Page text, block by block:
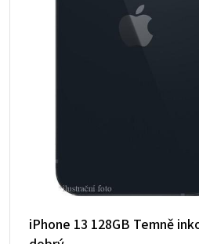
iPhone 13 128GB Temně